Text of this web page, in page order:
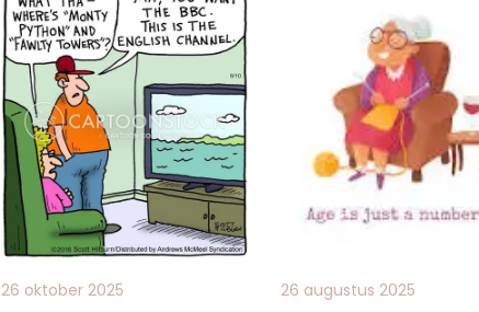
26 oktober 2025 26 augustus 2025